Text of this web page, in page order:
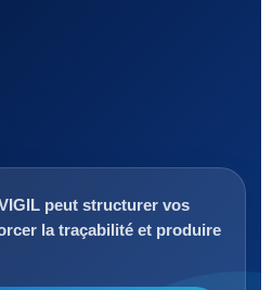
peut structurer vos
la traçabilité et produire